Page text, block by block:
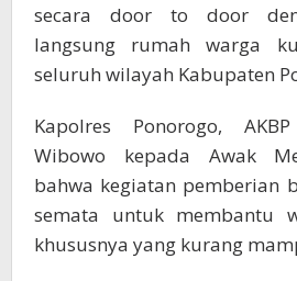
secara door to door
langsung rumah warga
seluruh wilayah Kabupaten
Kapolres Ponorogo,
Wibowo kepada Awak
bahwa kegiatan pemberian
semata untuk membantu
khususnya yang kurang